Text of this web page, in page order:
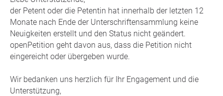
der Petent oder die Petentin hat innerhalb der letzten 12
Monate nach Ende der Unterschriftensammlung keine
Neuigkeiten erstellt und den Status nicht geändert.
openPetition geht davon aus, dass die Petition nicht
eingereicht oder übergeben wurde.
Wir bedanken uns herzlich für Ihr Engagement und die
Unterstützung,